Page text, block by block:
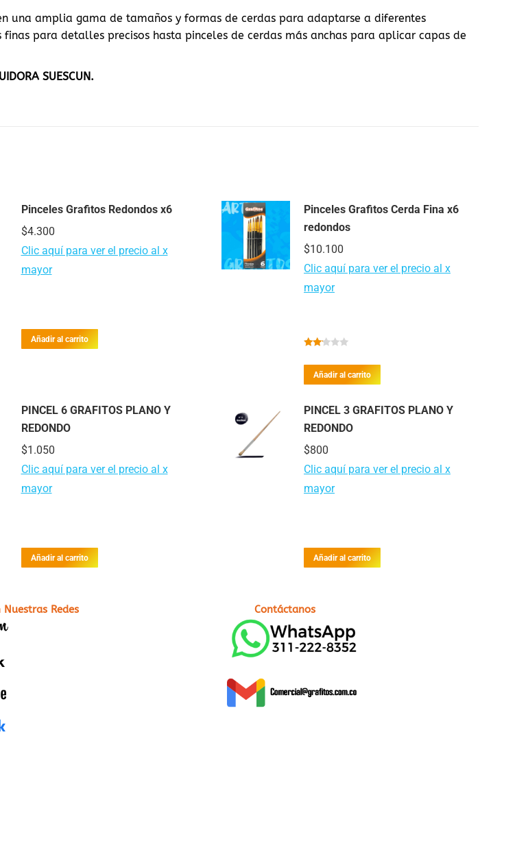
una amplia gama de tamaños y formas de cerdas para adaptarse a diferentes
para detalles precisos hasta pinceles de cerdas más anchas para aplicar capas de
SUESCUN.
Pinceles Grafitos Redondos x6
$4.300
Clic aquí para ver el precio al x
mayor
Añadir al carrito
Pinceles Grafitos Cerda Fina x6
redondos
$10.100
Clic aquí para ver el precio al x
mayor
con
2.00
de 5
Añadir al carrito
PINCEL 6 GRAFITOS PLANO Y
REDONDO
$1.050
Clic aquí para ver el precio al x
mayor
Añadir al carrito
PINCEL 3 GRAFITOS PLANO Y
REDONDO
$800
Clic aquí para ver el precio al x
mayor
Añadir al carrito
Nuestras Redes Contáctanos